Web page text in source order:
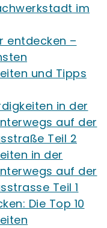
im
entdecken –
und Tipps
in der
auf der
Teil 2
in der
auf der
Teil 1
Die Top 10